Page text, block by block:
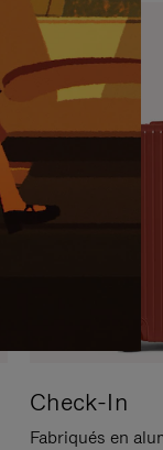
Check-In
Fabriqués en